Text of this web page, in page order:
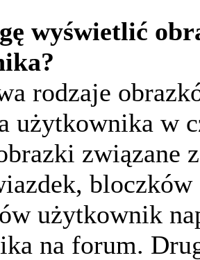
wyświetlić
rodzaje
użytkownika w
związane
użytkownik
na forum.